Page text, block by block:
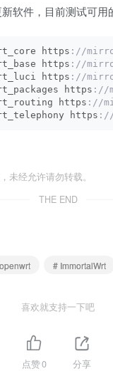
软件，目前测试可用
https ://
https ://
https ://
https ://
https ://
https ://
未经允许请勿转载。
THE END
# ImmortalWrt
喜欢就支持一下吧
点赞0 分享